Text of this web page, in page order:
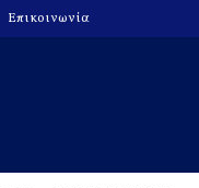
Επικοινωνία